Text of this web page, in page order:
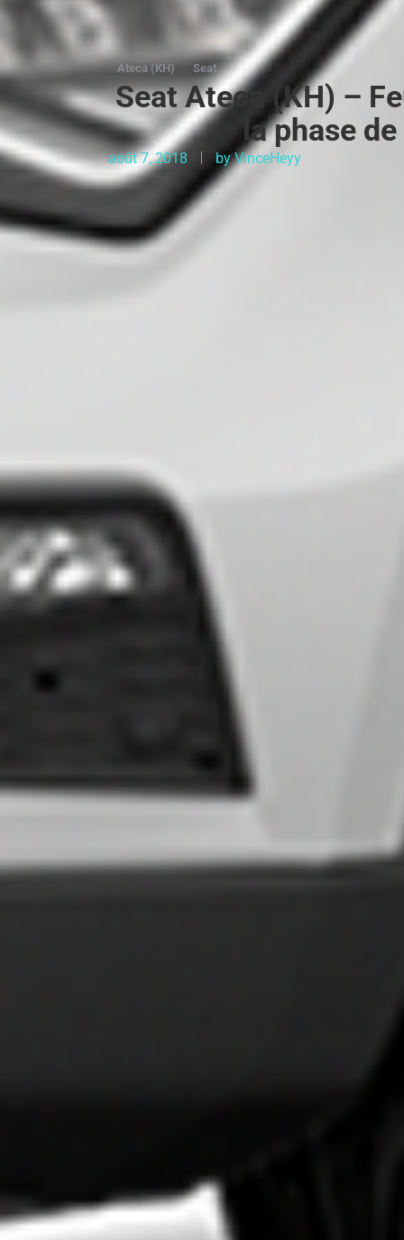
Ateca (KH) Seat
Seat Ateca (KH) –
la phase
août 7, 2018 byVinceHeyy